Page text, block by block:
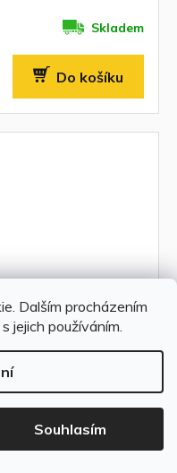
Dalším procházením
jejich používáním.
Souhlasím
Skladem
Do košíku